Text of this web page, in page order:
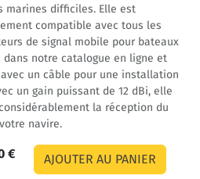
marines difficiles. Elle est
compatible avec tous les
de signal mobile pour bateaux
dans notre catalogue en ligne et
un câble pour une installation
un gain puissant de 12 dBi, elle
la réception du
navire.
€